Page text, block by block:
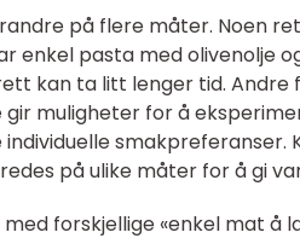
på flere måter. Noen
enkel pasta med olivenolje
kan ta litt lenger tid. Andre
muligheter for å
på ulike måter for å gi
forskjellige «enkel mat å